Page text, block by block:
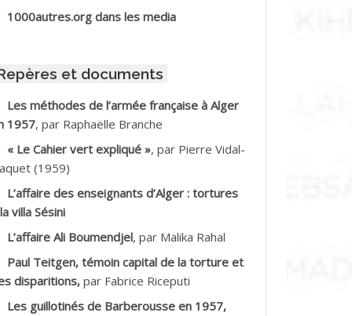
Mohamed
Salah
M.*
Ali
Tahar
Ramdane *
1000autres.org dans les media
et documents
Les méthodes de l’armée française à Alger
1957, par Raphaëlle Branche
« Le Cahier vert expliqué », par Pierre Vidal-
(1959)
L’affaire des enseignants d’Alger : tortures
villa Sésini
L’affaire Ali Boumendjel, par Malika Rahal
Paul Teitgen, témoin capital de la torture et
disparitions, par Fabrice Riceputi
Les guillotinés de Barberousse en 1957,